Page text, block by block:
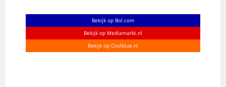
Bekijk op Bol.com
Bekijk op Mediamarkt.nl
Bekijk op Coolblue.nl